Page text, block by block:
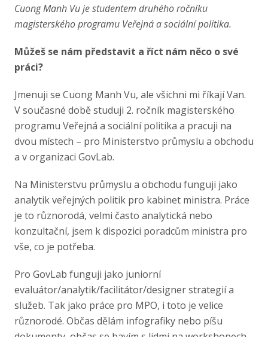
Cuong Manh Vu je studentem druhého ročníku
magisterského programu Veřejná a sociální politika.
Můžeš se nám představit a říct nám něco o své
práci?
Jmenuji se Cuong Manh Vu, ale všichni mi říkají Van.
V současné době studuji 2. ročník magisterského
programu Veřejná a sociální politika a pracuji na
dvou místech – pro Ministerstvo průmyslu a obchodu
a v organizaci GovLab.
Na Ministerstvu průmyslu a obchodu funguji jako
analytik veřejných politik pro kabinet ministra. Práce
je to různorodá, velmi často analytická nebo
konzultační, jsem k dispozici poradcům ministra pro
vše, co je potřeba.
Pro GovLab funguji jako juniorní
evaluátor/analytik/facilitátor/designer strategií a
služeb. Tak jako práce pro MPO, i toto je velice
různorodé. Občas dělám infografiky nebo píšu